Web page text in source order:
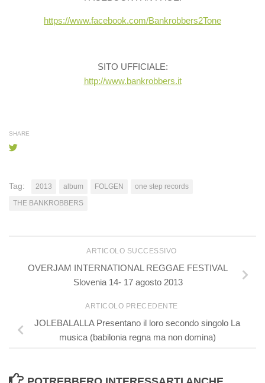
https://www.facebook.com/Bankrobbers2Tone
SITO UFFICIALE:
http://www.bankrobbers.it
SHARE
Tag: 2013 album FOLGEN
one step records
THE BANKROBBERS
ARTICOLO SUCCESSIVO
OVERJAM INTERNATIONAL REGGAE FESTIVAL
Slovenia 14- 17 agosto 2013
ARTICOLO PRECEDENTE
JOLEBALALLA Presentano il loro secondo singolo La
musica (babilonia regna ma non domina)